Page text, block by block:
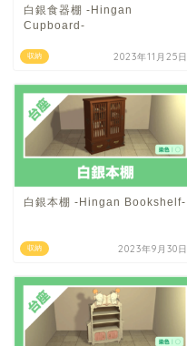
収納
白銀食器棚 -Hingan
Cupboard-
2023年11月25日
収納
白銀本棚 -Hingan Bookshelf-
2023年9月30日